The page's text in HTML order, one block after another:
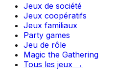
Jeux de société
Jeux coopératifs
Jeux familiaux
Party games
Jeu de rôle
Magic the Gathering
Tous les jeux →